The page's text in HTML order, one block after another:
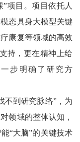
项目。项目依托人
态具身大模型关键
康复等领域的高效
持，更在精神上给
步明确了研究方
不到研究脉络”，为
领域的整体认知，
“大脑”的关键技术